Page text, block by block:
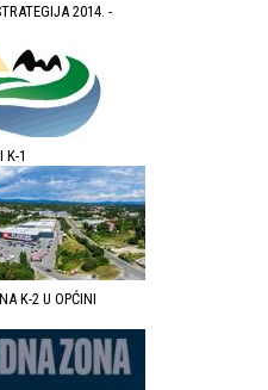
2014. -
K-1
K-2 U OPĆINI